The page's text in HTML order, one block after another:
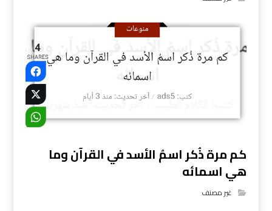
كم مرة ذُكر اسمُ الأسد في القرآن وما
هي اسمائه
غير مصنف